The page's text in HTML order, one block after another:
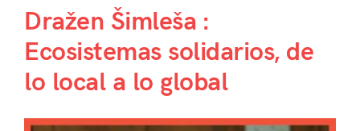
Dražen Šimleša :
Ecosistemas solidarios, de
lo local a lo global